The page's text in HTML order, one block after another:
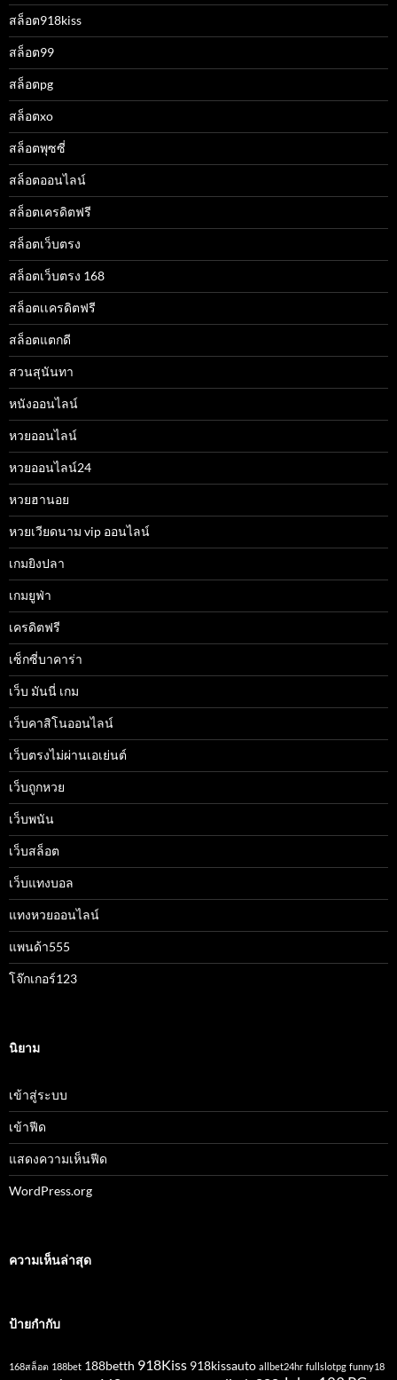
สล็อต918kiss
สล็อต99
สล็อตpg
สล็อตxo
สล็อตพุซซี่
สล็อตออนไลน์
สล็อตเครดิตฟรี
สล็อตเว็บตรง
สล็อตเว็บตรง 168
สล็อตเเครดิตฟรี
สล็อตแตกดี
สวนสุนันทา
หนังออนไลน์
หวยออนไลน์
หวยออนไลน์24
หวยฮานอย
หวยเวียดนาม vip ออนไลน์
เกมยิงปลา
เกมยูฟ่า
เครดิตฟรี
เซ็กซี่บาคาร่า
เว็บ มันนี่ เกม
เว็บคาสิโนออนไลน์
เว็บตรงไม่ผ่านเอเย่นต์
เว็บถูกหวย
เว็บพนัน
เว็บสล็อต
เว็บแทงบอล
แทงหวยออนไลน์
แพนด้า555
โจ๊กเกอร์123
นิยาม
เข้าสู่ระบบ
เข้าฟีด
แสดงความเห็นฟีด
WordPress.org
ความเห็นล่าสุด
ป้ายกำกับ
168สล็อต 188bet 188betth 918Kiss 918kissauto allbet24hr fullslotpg funny18